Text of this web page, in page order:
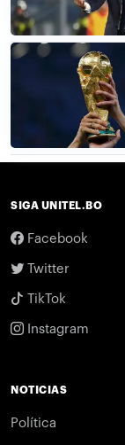
SIGA UNITEL.BO
Facebook
Twitter
TikTok
Instagram
NOTICIAS
Política